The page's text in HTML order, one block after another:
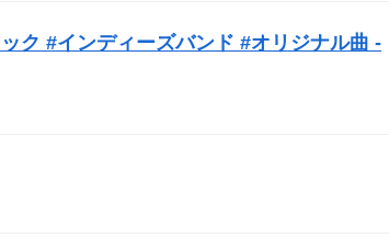
ク #インディーズバンド #オリジナル曲 -